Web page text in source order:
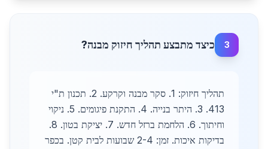
3 כיצד מתבצע תהליך חיזוק מבנה?
תהליך חיזוק: 1. סקר מבנה וקרקע. 2. תכנון ת"י
413. 3. היתר בנייה. 4. התקנת פיגומים. 5. ניקוי
וחיתוך. 6. הלחמת ברזל חדש. 7. יציקת בטון. 8.
בדיקות איכות. זמן: 2-4 שבועות לבית קטן. בכפר